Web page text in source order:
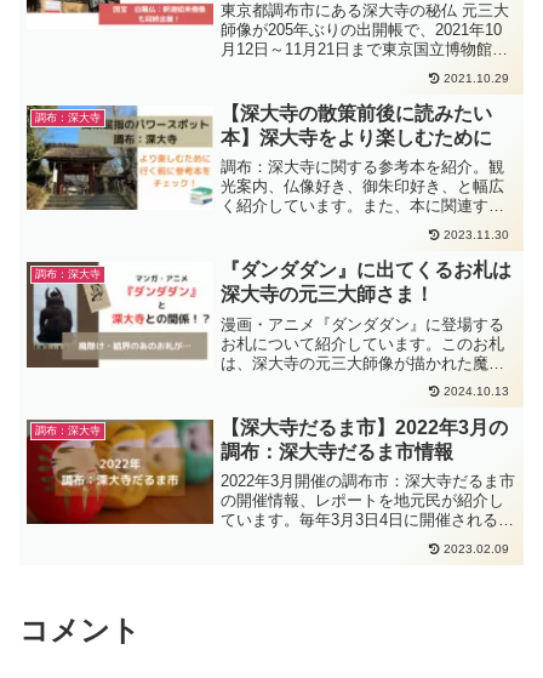
東京都調布市にある深大寺の秘仏 元三大
師像が205年ぶりの出開帳で、2021年10
月12日～11月21日まで東京国立博物館に
出展されています。この記事では、深大
寺の元三大師像、国宝白鳳仏、の出開帳
について紹介しています。
2021.10.29
調布：深大寺
【深大寺の散策前後に読みたい
本】深大寺をより楽しむために
調布：深大寺に関する参考本を紹介。観
光案内、仏像好き、御朱印好き、と幅広
く紹介しています。また、本に関連する
深大寺の情報も掲載しています。2023.11.30
調布：深大寺
『ダンダダン』に出てくるお札は
深大寺の元三大師さま！
漫画・アニメ『ダンダダン』に登場する
お札について紹介しています。このお札
は、深大寺の元三大師像が描かれた魔除
けのおふだです。深大寺で授かることが
できるので、興味がある方はぜひ一度深
大寺を訪問してみてください。
2024.10.13
調布：深大寺
【深大寺だるま市】2022年3月の
調布：深大寺だるま市情報
2022年3月開催の調布市：深大寺だるま市
の開催情報、レポートを地元民が紹介し
ています。毎年3月3日4日に開催される春
を呼ぶだるま市として有名な「深大寺だ
るま市」は、今年も縮小しての開催とな
2023.02.09
コメント